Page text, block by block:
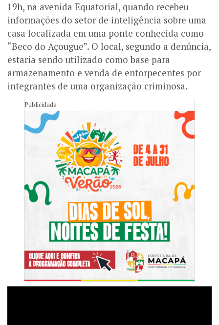
19h, na avenida Equatorial, quando recebeu
informações do setor de inteligência sobre uma
casa localizada em uma ponte conhecida como
“Beco do Açougue”. O local, segundo a denúncia,
estaria sendo utilizado como base para
armazenamento e venda de entorpecentes por
integrantes de uma organização criminosa.
Publicidade